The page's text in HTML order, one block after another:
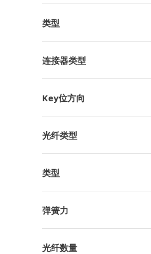
类型
连接器类型
Key位方向
光纤类型
类型
弹簧力
光纤数量